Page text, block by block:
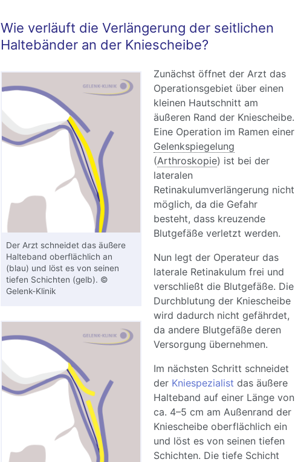
Wie verläuft die Verlängerung der seitlichen
Haltebänder an der Kniescheibe?
Der Arzt schneidet das äußere
Halteband oberflächlich an
(blau) und löst es von seinen
tiefen Schichten (gelb). ©
Gelenk-Klinik
Zunächst öffnet der Arzt das
Operationsgebiet über einen
kleinen Hautschnitt am
äußeren Rand der Kniescheibe.
Eine Operation im Ramen einer
Gelenkspiegelung
(Arthroskopie) ist bei der
lateralen
Retinakulumverlängerung nicht
möglich, da die Gefahr
besteht, dass kreuzende
Blutgefäße verletzt werden.
Nun legt der Operateur das
laterale Retinakulum frei und
verschließt die Blutgefäße. Die
Durchblutung der Kniescheibe
wird dadurch nicht gefährdet,
da andere Blutgefäße deren
Versorgung übernehmen.
Im nächsten Schritt schneidet
der Kniespezialist das äußere
Halteband auf einer Länge von
ca. 4–5 cm am Außenrand der
Kniescheibe oberflächlich ein
und löst es von seinen tiefen
Schichten. Die tiefe Schicht